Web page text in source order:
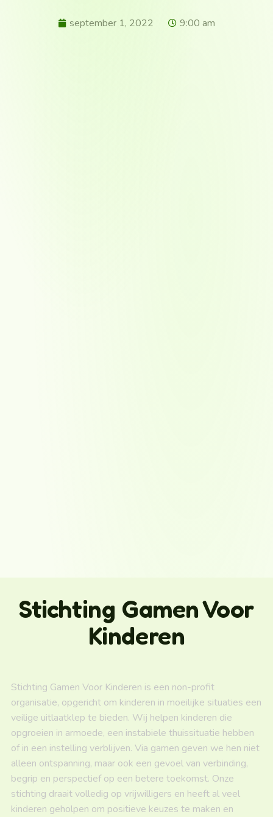
september 1, 2022 9:00 am
Stichting Gamen Voor
Kinderen
Stichting Gamen Voor Kinderen is een non-profit
organisatie, opgericht om kinderen in moeilijke situaties een
veilige uitlaatklep te bieden. Wij helpen kinderen die
opgroeien in armoede, een instabiele thuissituatie hebben
of in een instelling verblijven. Via gamen geven we hen niet
alleen ontspanning, maar ook een gevoel van verbinding,
begrip en perspectief op een betere toekomst. Onze
stichting draait volledig op vrijwilligers en heeft al veel
kinderen geholpen om positieve keuzes te maken en